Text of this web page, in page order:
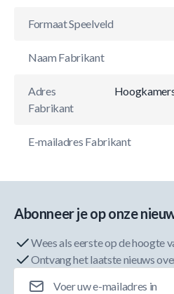
Formaat Speelveld
Naam Fabrikant
Adres
Fabrikant
E-mailadres Fabrikant
Abonneer je op onze
Wees als eerste op de hoogte
Ontvang het laatste nieuws